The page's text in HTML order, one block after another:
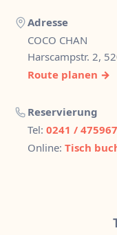
Adresse
COCO CHAN
Harscampstr. 2,
Route planen →
Reservierung
Tel: 0241 /
Online: Tisch